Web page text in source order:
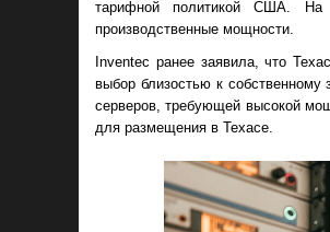
тарифной политикой США. На
производственные мощности.
Inventec ранее заявила, что
выбор близостью к
серверов, требующей высокой
для размещения в Техасе.